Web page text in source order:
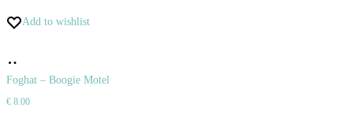
Add to wishlist
do
košíka
Foghat – Boogie Motel
€ 8.00